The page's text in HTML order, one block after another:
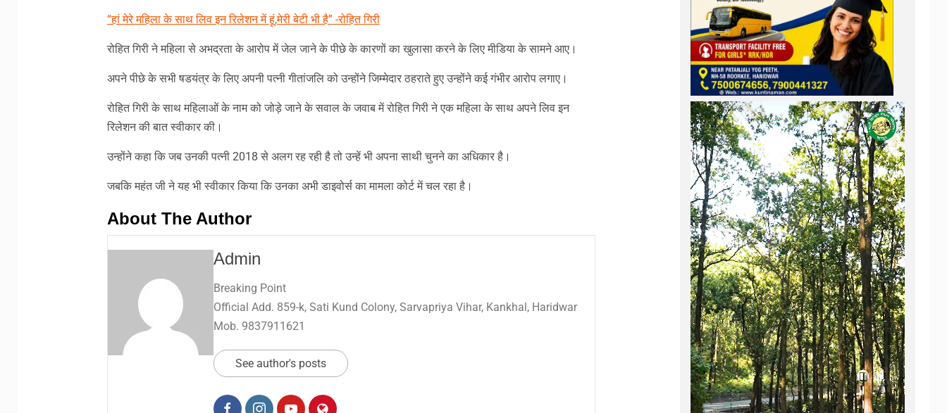
“हां मेरे महिला के साथ लिव इन रिलेशन में हूं,मेरी बेटी भी है” -रोहित गिरी
रोहित गिरी ने महिला से अभद्रता के आरोप में जेल जाने के पीछे के कारणों का खुलासा करने के लिए मीडिया के सामने आए।
अपने पीछे के सभी षडयंत्र के लिए अपनी पत्नी गीतांजलि को उन्होंने जिम्मेदार ठहराते हुए उन्होंने कई गंभीर आरोप लगाए।
रोहित गिरी के साथ महिलाओं के नाम को जोड़े जाने के सवाल के जवाब में रोहित गिरी ने एक महिला के साथ अपने लिव इन
रिलेशन की बात स्वीकार की।
उन्होंने कहा कि जब उनकी पत्नी 2018 से अलग रह रही है तो उन्हें भी अपना साथी चुनने का अधिकार है।
जबकि महंत जी ने यह भी स्वीकार किया कि उनका अभी डाइवोर्स का मामला कोर्ट में चल रहा है।
About The Author
Admin
Breaking Point
Official Add. 859-k, Sati Kund Colony, Sarvapriya Vihar, Kankhal, Haridwar
Mob. 9837911621
See author's posts